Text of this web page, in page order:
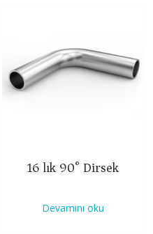
16 lık 90° Dirsek
Devamını oku